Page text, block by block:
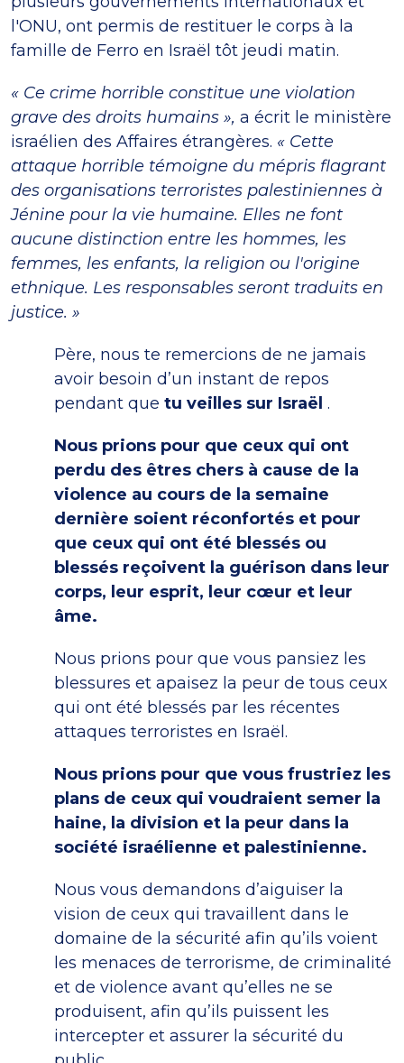
l'ONU, ont permis de restituer le corps à la
famille de Ferro en Israël tôt jeudi matin.
« Ce crime horrible constitue une violation
grave des droits humains », a écrit le ministère
israélien des Affaires étrangères. « Cette
attaque horrible témoigne du mépris flagrant
des organisations terroristes palestiniennes à
Jénine pour la vie humaine. Elles ne font
aucune distinction entre les hommes, les
femmes, les enfants, la religion ou l'origine
ethnique. Les responsables seront traduits en
justice. »
Père, nous te remercions de ne jamais
avoir besoin d’un instant de repos
pendant que tu veilles sur Israël .
Nous prions pour que ceux qui ont
perdu des êtres chers à cause de la
violence au cours de la semaine
dernière soient réconfortés et pour
que ceux qui ont été blessés ou
blessés reçoivent la guérison dans leur
corps, leur esprit, leur cœur et leur
âme.
Nous prions pour que vous pansiez les
blessures et apaisez la peur de tous ceux
qui ont été blessés par les récentes
attaques terroristes en Israël.
Nous prions pour que vous frustriez les
plans de ceux qui voudraient semer la
haine, la division et la peur dans la
société israélienne et palestinienne.
Nous vous demandons d’aiguiser la
vision de ceux qui travaillent dans le
domaine de la sécurité afin qu’ils voient
les menaces de terrorisme, de criminalité
et de violence avant qu’elles ne se
produisent, afin qu’ils puissent les
intercepter et assurer la sécurité du